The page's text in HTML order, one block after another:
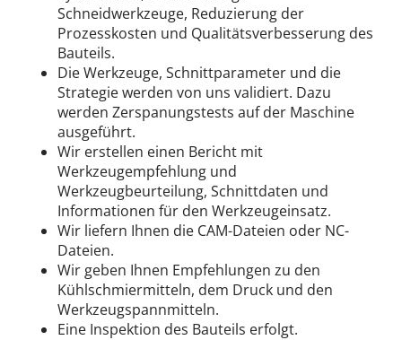
Schneidwerkzeuge, Reduzierung der
Prozesskosten und Qualitätsverbesserung des
Bauteils.
Die Werkzeuge, Schnittparameter und die
Strategie werden von uns validiert. Dazu
werden Zerspanungstests auf der Maschine
ausgeführt.
Wir erstellen einen Bericht mit
Werkzeugempfehlung und
Werkzeugbeurteilung, Schnittdaten und
Informationen für den Werkzeugeinsatz.
Wir liefern Ihnen die CAM-Dateien oder NC-
Dateien.
Wir geben Ihnen Empfehlungen zu den
Kühlschmiermitteln, dem Druck und den
Werkzeugspannmitteln.
Eine Inspektion des Bauteils erfolgt.